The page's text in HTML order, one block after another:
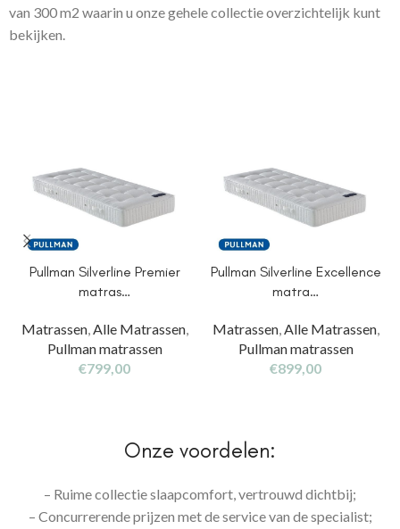
van 300 m2 waarin u onze gehele collectie overzichtelijk kunt
bekijken.
Pullman Silverline Premier
matras…
Matrassen,Alle Matrassen,
Pullman matrassen
€799,00
Pullman Silverline Excellence
matra…
Matrassen,Alle Matrassen,
Pullman matrassen
€899,00
Onze voordelen:
– Ruime collectie slaapcomfort, vertrouwd dichtbij;
– Concurrerende prijzen met de service van de specialist;